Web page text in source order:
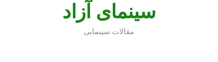
سينماى آزاد
مقالات سينمايى